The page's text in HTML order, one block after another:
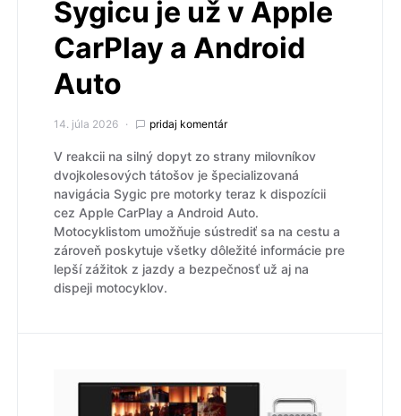
Sygicu je už v Apple
CarPlay a Android
Auto
14. júla 2026 pridaj komentár
V reakcii na silný dopyt zo strany milovníkov
dvojkolesových tátošov je špecializovaná
navigácia Sygic pre motorky teraz k dispozícii
cez Apple CarPlay a Android Auto.
Motocyklistom umožňuje sústrediť sa na cestu a
zároveň poskytuje všetky dôležité informácie pre
lepší zážitok z jazdy a bezpečnosť už aj na
dispeji motocyklov.